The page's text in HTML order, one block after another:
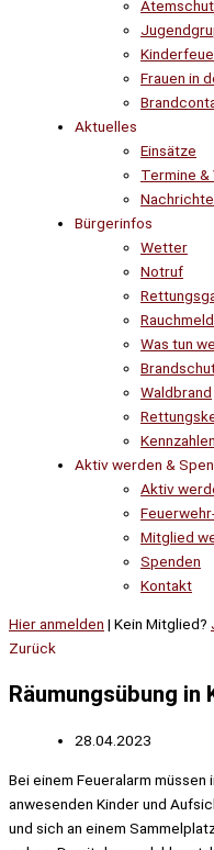
Frauen in
Aktuelles
Einsätze
Termine &
Bürgerinfos
Wetter
Notruf
Was tun
Waldbrand
Aktiv werden &
Aktiv
Mitglied
Spenden
Kontakt
Hier anmelden | Kein Mitglied?
Zurück
Räumungsübung in
28.04.2023
Bei einem Feueralarm
anwesenden Kinder und
und sich an einem